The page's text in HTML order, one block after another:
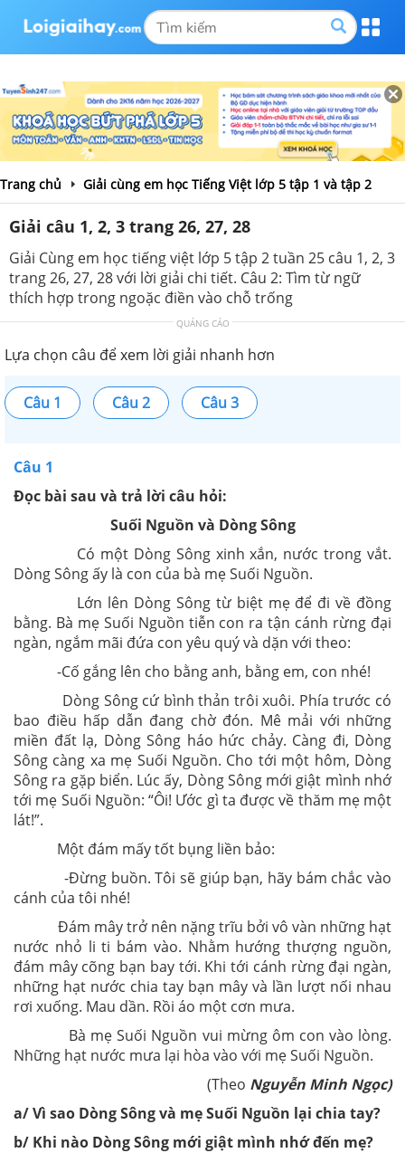
Trang chủ Giải cùng em học Tiếng Việt lớp 5 tập 1 và tập 2
Giải câu 1, 2, 3 trang 26, 27, 28
Giải Cùng em học tiếng việt lớp 5 tập 2 tuần 25 câu 1, 2, 3
trang 26, 27, 28 với lời giải chi tiết. Câu 2: Tìm từ ngữ
thích hợp trong ngoặc điền vào chỗ trống
QUẢNG CÁO
Lựa chọn câu để xem lời giải nhanh hơn
Câu 1 Câu 2 Câu 3
Câu 1
Đọc bài sau và trả lời câu hỏi:
Suối Nguồn và Dòng Sông
Có một Dòng Sông xinh xắn, nước trong vắt.
Dòng Sông ấy là con của bà mẹ Suối Nguồn.
Lớn lên Dòng Sông từ biệt mẹ để đi về đồng
bằng. Bà mẹ Suối Nguồn tiễn con ra tận cánh rừng đại
ngàn, ngắm mãi đứa con yêu quý và dặn với theo:
-Cố gắng lên cho bằng anh, bằng em, con nhé!
Dòng Sông cứ bình thản trôi xuôi. Phía trước có
bao điều hấp dẫn đang chờ đón. Mê mải với những
miền đất lạ, Dòng Sông háo hức chảy. Càng đi, Dòng
Sông càng xa mẹ Suối Nguồn. Cho tới một hôm, Dòng
Sông ra gặp biển. Lúc ấy, Dòng Sông mới giật mình nhớ
tới mẹ Suối Nguồn: “Ôi! Ước gì ta được về thăm mẹ một
lát!”.
Một đám mấy tốt bụng liền bảo:
-Đừng buồn. Tôi sẽ giúp bạn, hãy bám chắc vào
cánh của tôi nhé!
Đám mây trở nên nặng trĩu bởi vô vàn những hạt
nước nhỏ li ti bám vào. Nhằm hướng thượng nguồn,
đám mây cõng bạn bay tới. Khi tới cánh rừng đại ngàn,
những hạt nước chia tay bạn mây và lần lượt nối nhau
rơi xuống. Mau dần. Rồi áo một cơn mưa.
Bà mẹ Suối Nguồn vui mừng ôm con vào lòng.
Những hạt nước mưa lại hòa vào với mẹ Suối Nguồn.
(Theo Nguyễn Minh Ngọc)
a/ Vì sao Dòng Sông và mẹ Suối Nguồn lại chia tay?
b/ Khi nào Dòng Sông mới giật mình nhớ đến mẹ?